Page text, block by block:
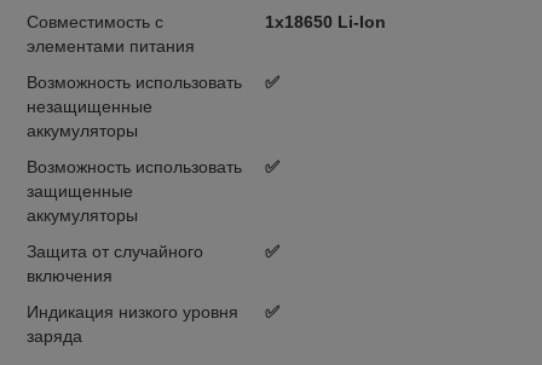
Совместимость с
элементами питания
1x18650 Li-Ion
Возможность использовать
незащищенные
аккумуляторы
✅
Возможность использовать
защищенные
аккумуляторы
✅
Защита от случайного
включения
✅
Индикация низкого уровня
заряда
✅